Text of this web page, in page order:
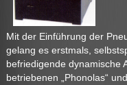
Mit der Einführung der
gelang es erstmals,
befriedigende dynamische
betriebenen „Phonolas“